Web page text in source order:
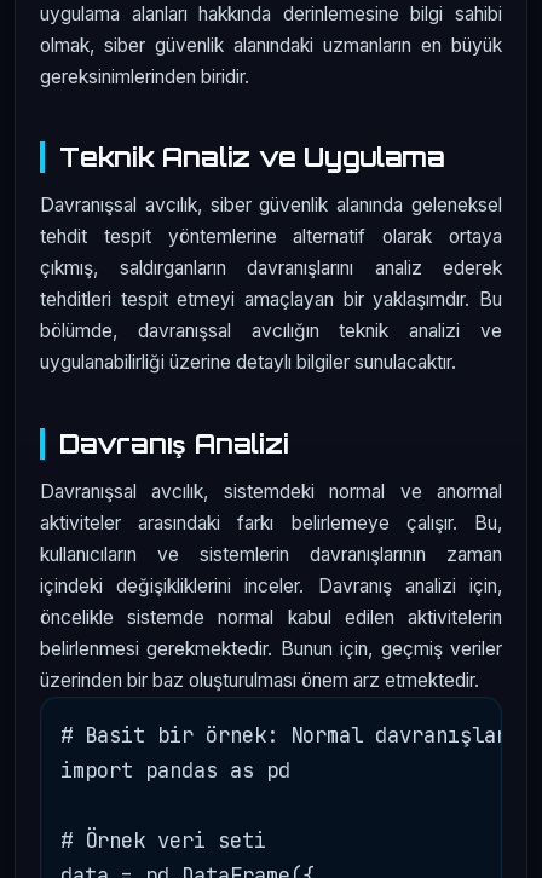
uygulama alanları hakkında derinlemesine bilgi sahibi
olmak, siber güvenlik alanındaki uzmanların en büyük
gereksinimlerinden biridir.
Teknik Analiz ve Uygulama
Davranışsal avcılık, siber güvenlik alanında geleneksel
tehdit tespit yöntemlerine alternatif olarak ortaya
çıkmış, saldırganların davranışlarını analiz ederek
tehditleri tespit etmeyi amaçlayan bir yaklaşımdır. Bu
bölümde, davranışsal avcılığın teknik analizi ve
uygulanabilirliği üzerine detaylı bilgiler sunulacaktır.
Davranış Analizi
Davranışsal avcılık, sistemdeki normal ve anormal
aktiviteler arasındaki farkı belirlemeye çalışır. Bu,
kullanıcıların ve sistemlerin davranışlarının zaman
içindeki değişikliklerini inceler. Davranış analizi için,
öncelikle sistemde normal kabul edilen aktivitelerin
belirlenmesi gerekmektedir. Bunun için, geçmiş veriler
üzerinden bir baz oluşturulması önem arz etmektedir.
# Basit bir örnek: Normal
import pandas as pd
# Örnek veri seti